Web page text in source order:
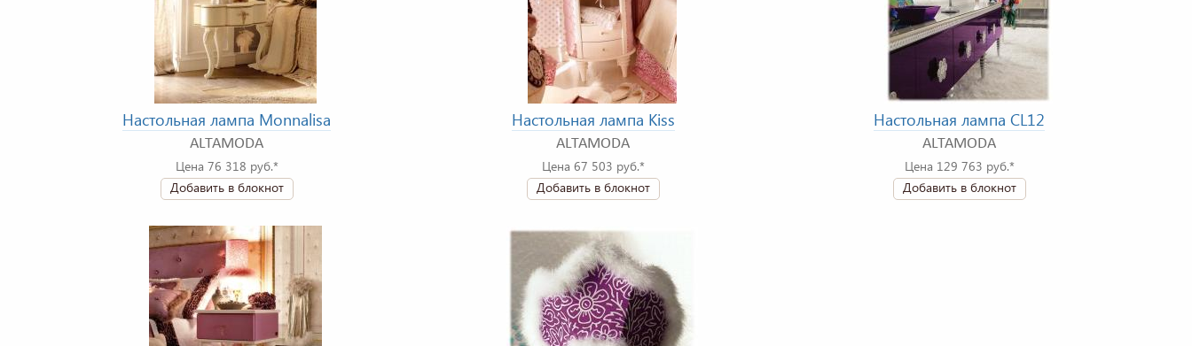
Настольная лампа Monnalisa
ALTAMODA
Цена 76 318 руб.*
Добавить в блокнот
Настольная лампа Kiss
ALTAMODA
Цена 67 503 руб.*
Добавить в блокнот
Настольная лампа CL12
ALTAMODA
Цена 129 763 руб.*
Добавить в блокнот